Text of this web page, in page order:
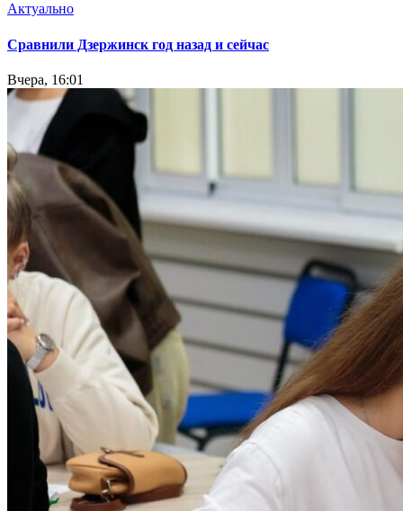
Актуально
Сравнили Дзержинск год назад и сейчас
Вчера, 16:01